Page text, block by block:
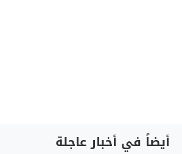
أيضاً في أخبار عاجلة